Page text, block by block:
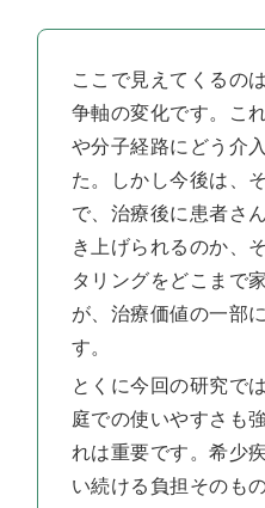
ここで見えてくるの
争軸の変化です。こ
や分子経路にどう介
た。しかし今後は、
で、治療後に患者さ
き上げられるのか、
タリングをどこまで
が、治療価値の一部
す。
とくに今回の研究で
庭での使いやすさも
れは重要です。希少
い続ける負担そのも